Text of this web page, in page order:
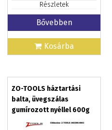
Részletek
Bővebben
Kosárba
ZO-TOOLS háztartási
balta, üvegszálas
gumírozott nyéllel 600g